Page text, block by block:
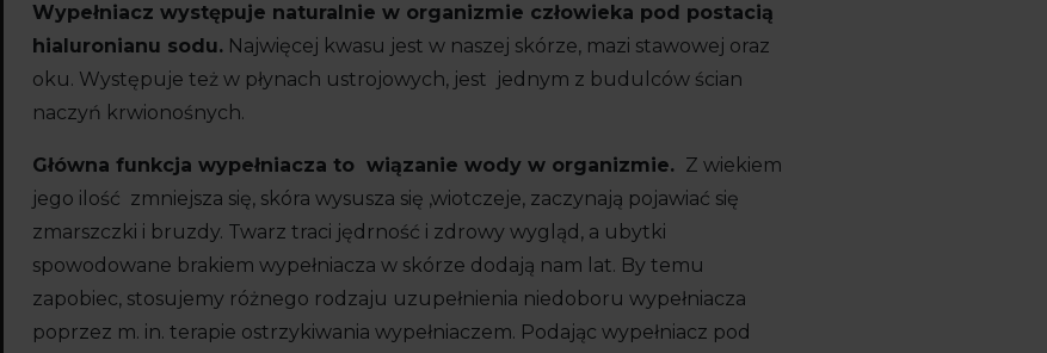
Wypełniacz występuje naturalnie w organizmie człowieka pod postacią
hialuronianu sodu. Najwięcej kwasu jest w naszej skórze, mazi stawowej oraz
oku. Występuje też w płynach ustrojowych, jest jednym z budulców ścian
naczyń krwionośnych.
Główna funkcja wypełniacza to wiązanie wody w organizmie. Z wiekiem
jego ilość zmniejsza się, skóra wysusza się ,wiotczeje, zaczynają pojawiać się
zmarszczki i bruzdy. Twarz traci jędrność i zdrowy wygląd, a ubytki
spowodowane brakiem wypełniacza w skórze dodają nam lat. By temu
zapobiec, stosujemy różnego rodzaju uzupełnienia niedoboru wypełniacza
poprzez m. in. terapie ostrzykiwania wypełniaczem. Podając wypełniacz pod